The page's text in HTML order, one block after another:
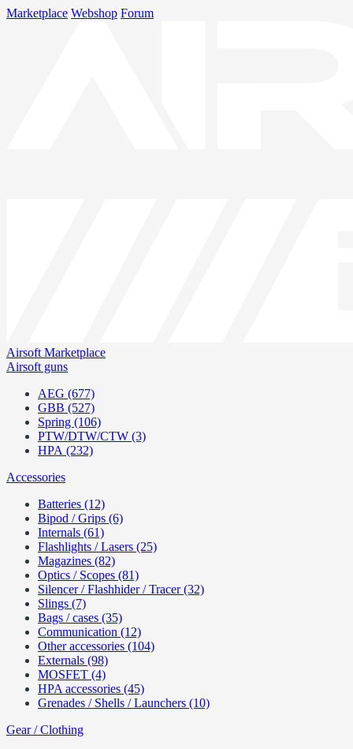
Marketplace Webshop Forum
Airsoft Marketplace
Airsoft guns
AEG (677)
GBB (527)
Spring (106)
PTW/DTW/CTW (3)
HPA (232)
Accessories
Batteries (12)
Bipod / Grips (6)
Internals (61)
Flashlights / Lasers (25)
Magazines (82)
Optics / Scopes (81)
Silencer / Flashhider / Tracer (32)
Slings (7)
Bags / cases (35)
Communication (12)
Other accessories (104)
Externals (98)
MOSFET (4)
HPA accessories (45)
Grenades / Shells / Launchers (10)
Gear / Clothing